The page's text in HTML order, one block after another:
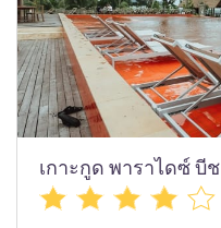
เกาะกูด พาราไดซ์ บีช